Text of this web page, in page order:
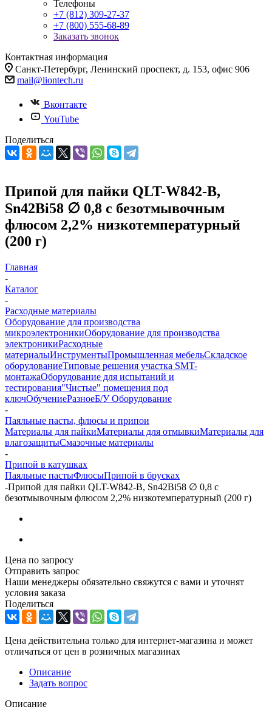
Телефоны
+7 (812) 309-27-37
+7 (800) 555-68-89
Заказать звонок
Контактная информация
Санкт-Петербург, Ленинский проспект, д. 153, офис 906
mail@liontech.ru
Вконтакте
YouTube
Поделиться
Припой для пайки QLT-W842-B,
Sn42Bi58 ∅ 0,8 с безотмывочным
флюсом 2,2% низкотемпературный
(200 г)
Главная
-
Каталог
-
Расходные материалы
Оборудование для производства
микроэлектроникиОборудование для производства
электроникиРасходные
материалыИнструментыПромышленная мебельСкладское
оборудованиеТиповые решения участка SMT-
монтажаОборудование для испытаний и
тестирования"Чистые" помещения под
ключОбучениеРазноеБ/У Оборудование
-
Паяльные пасты, флюсы и припои
Материалы для пайкиМатериалы для отмывкиМатериалы для
влагозащитыСмазочные материалы
-
Припой в катушках
Паяльные пастыФлюсыПрипой в брусках
-Припой для пайки QLT-W842-B, Sn42Bi58 ∅ 0,8 с
безотмывочным флюсом 2,2% низкотемпературный (200 г)
Цена по запросу
Отправить запрос
Наши менеджеры обязательно свяжутся с вами и уточнят
условия заказа
Поделиться
Цена действительна только для интернет-магазина и может
отличаться от цен в розничных магазинах
Описание
Задать вопрос
Описание